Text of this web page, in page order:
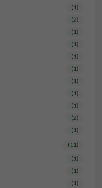
(1)
(2)
(1)
(1)
(1)
(1)
(1)
(1)
(1)
(2)
(1)
(11)
(1)
(1)
(1)